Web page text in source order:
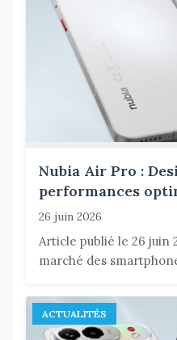
Nubia Air Pro :
performances
26 juin 2026
Article publié le 26 juin
marché des
ACTUALITÉS